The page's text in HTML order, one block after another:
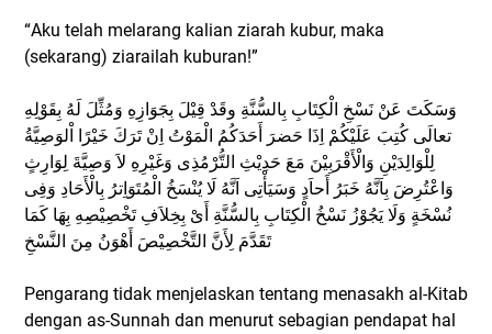
“Aku telah melarang kalian ziarah kubur, maka
(sekarang) ziarailah kuburan!”
وَسَكَتَ عَنْ نَسْخِ الْكِتَابِ بِالسُّنَّةِ وقَدْ قِيْلَ بِجَوَازِهِ وَمُثِّلَ لَهُ بِقَوْلِهِ
تعالَى كُتِبَ عَلَيْكُمْ اِذَا حَضرَ أَحَدَكُمُ الْمَوْتُ اِنْ تَرَكَ خَيْرًا اْلوَصِيَّةُ
لِلْوَالِدَيْنِ وَالْأَقْرَبِيْنَ مَعَ حَدِيْثِ التُّرْمُذِى وَغَيْرِهِ لاَ وَصِيَّةَ لِوَارِثٍ
وَاعْتُرِضَ بِاَنَّهُ خَبَرُ أَحاَدٍ وَسَيَأْتِى اَنَّهُ لَا يُنْسَخُ الْمُتَوَاِترُ بِالْأَحَادِ وَفِى
نُسْخَةٍ وَلَا يَجُوْزُ نَسْخُ الْكِتَابِ بِالسُّنَّةِ أَىْ بِخِلاَفِ تَخْصِيْصِهِ بِهَا كَمَا
تَقَدَّمَ لِأَنَّ التَّخْصِيْصَ أَهْوَنُ مِنَ النَّسْخِ
Pengarang tidak menjelaskan tentang menasakh al-Kitab
dengan as-Sunnah dan menurut sebagian pendapat hal